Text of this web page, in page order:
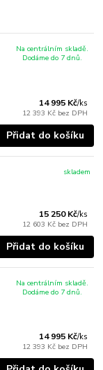
14 995 Kč/ks
12 393 Kč bez DPH
Na centrálním skladě.
Dodáme do 7 dnů.
Přidat do košíku
15 250 Kč/ks
12 603 Kč bez DPH
skladem
Přidat do košíku
14 995 Kč/ks
12 393 Kč bez DPH
Na centrálním skladě.
Dodáme do 7 dnů.